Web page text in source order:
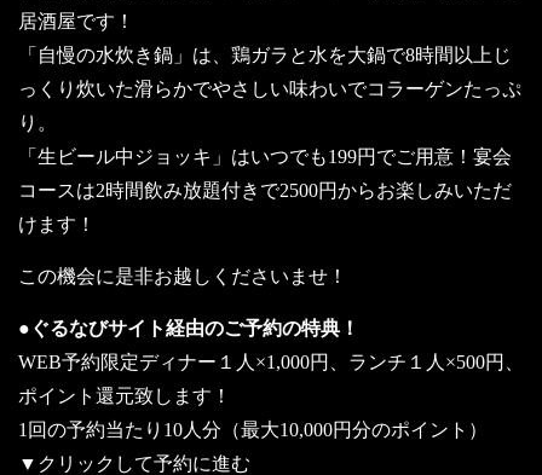
居酒屋です！
「自慢の水炊き鍋」は、鶏ガラと水を大鍋で8時間以上じ
っくり炊いた滑らかでやさしい味わいでコラーゲンたっぷ
り。
「生ビール中ジョッキ」はいつでも199円でご用意！宴会
コースは2時間飲み放題付きで2500円からお楽しみいただ
けます！
この機会に是非お越しくださいませ！
●ぐるなびサイト経由のご予約の特典！
WEB予約限定ディナー１人×1,000円、ランチ１人×500円、
ポイント還元致します！
1回の予約当たり10人分（最大10,000円分のポイント）
▼クリックして予約に進む